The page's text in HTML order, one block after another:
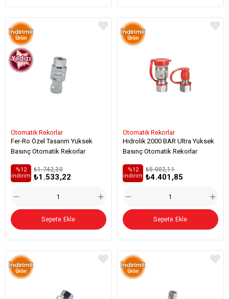
Otomatik Rekorlar
Fer-Ro Özel Tasarım Yüksek
Basınç Otomatik Rekorlar
₺1.533,22
₺1.742,30
%12
i̇ndirim
Sepete Ekle
Otomatik Rekorlar
Hidrolik 2000 BAR Ultra Yüksek
Basınç Otomatik Rekorlar
₺4.401,85
₺5.002,11
%12
i̇ndirim
Sepete Ekle